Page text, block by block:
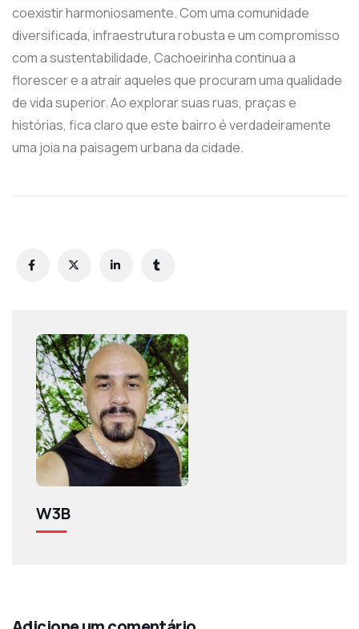
coexistir harmoniosamente. Com uma comunidade
diversificada, infraestrutura robusta e um compromisso
com a sustentabilidade, Cachoeirinha continua a
florescer e a atrair aqueles que procuram uma qualidade
de vida superior. Ao explorar suas ruas, praças e
histórias, fica claro que este bairro é verdadeiramente
uma joia na paisagem urbana da cidade.
W3B